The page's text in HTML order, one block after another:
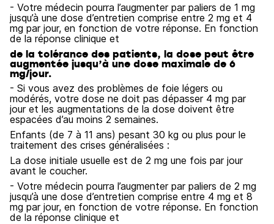
- Votre médecin pourra l’augmenter par paliers de 1 mg
jusqu’à une dose d’entretien comprise entre 2 mg et 4
mg par jour, en fonction de votre réponse. En fonction
de la réponse clinique et
de la tolérance des patients, la dose peut être
augmentée jusqu’à une dose maximale de 6
mg/jour.
- Si vous avez des problèmes de foie légers ou
modérés, votre dose ne doit pas dépasser 4 mg par
jour et les augmentations de la dose doivent être
espacées d’au moins 2 semaines.
Enfants (de 7 à 11 ans) pesant 30 kg ou plus pour le
traitement des crises généralisées :
La dose initiale usuelle est de 2 mg une fois par jour
avant le coucher.
- Votre médecin pourra l’augmenter par paliers de 2 mg
jusqu’à une dose d’entretien comprise entre 4 mg et 8
mg par jour, en fonction de votre réponse. En fonction
de la réponse clinique et